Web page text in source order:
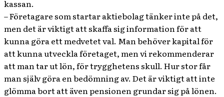
kassan.
– Företagare som startar aktiebolag tänker inte på det,
men det är viktigt att skaffa sig information för att
kunna göra ett medvetet val. Man behöver kapital för
att kunna utveckla företaget, men vi rekommenderar
att man tar ut lön, för trygghetens skull. Hur stor får
man själv göra en bedömning av. Det är viktigt att inte
glömma bort att även pensionen grundar sig på lönen.